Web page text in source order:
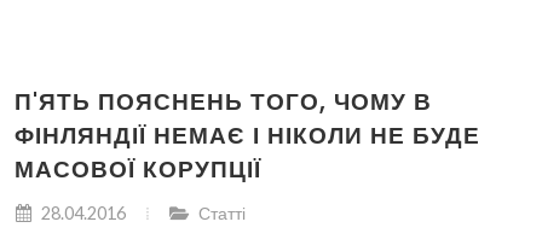
П'ЯТЬ ПОЯСНЕНЬ ТОГО, ЧОМУ В
ФІНЛЯНДІЇ НЕМАЄ І НІКОЛИ НЕ БУДЕ
МАСОВОЇ КОРУПЦІЇ
28.04.2016 Статті